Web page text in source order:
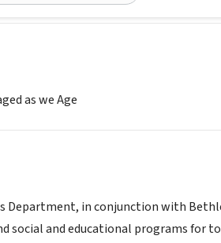
as we Age
Department, in conjunction with
social and educational programs for